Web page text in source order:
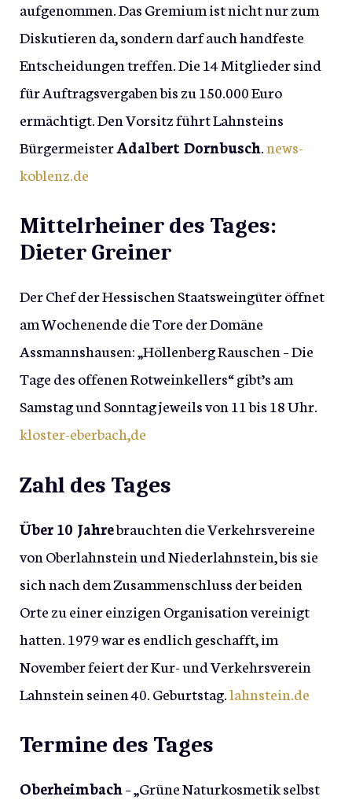
aufgenommen. Das Gremium ist nicht nur zum
Diskutieren da, sondern darf auch handfeste
Entscheidungen treffen. Die 14 Mitglieder sind
für Auftragsvergaben bis zu 150.000 Euro
ermächtigt. Den Vorsitz führt Lahnsteins
BürgermeisterAdalbert Dornbusch.news-
koblenz.de
Mittelrheiner des Tages:
Dieter Greiner
Der Chef der Hessischen Staatsweingüter öffnet
am Wochenende die Tore der Domäne
Assmannshausen: „Höllenberg Rauschen – Die
Tage des offenen Rotweinkellers“ gibt’s am
Samstag und Sonntag jeweils von 11 bis 18 Uhr.
kloster-eberbach,de
Zahl des Tages
Über 10 Jahrebrauchten die Verkehrsvereine
von Oberlahnstein und Niederlahnstein, bis sie
sich nach dem Zusammenschluss der beiden
Orte zu einer einzigen Organisation vereinigt
hatten. 1979 war es endlich geschafft, im
November feiert der Kur- und Verkehrsverein
Lahnstein seinen 40. Geburtstag.lahnstein.de
Termine des Tages
Oberheimbach– „Grüne Naturkosmetik selbst